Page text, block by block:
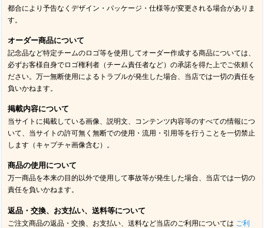
都合により予告なくデザイン・パッケージ・仕様等が変更される場合がありま
す。
オーダー商品について
記念品など特定チームのロゴ等を使用してオーダー作成する商品については、
必ずお客様自身でロゴ権利者（チーム責任者など）の承諾を得た上でご依頼く
ださい。万一無断使用によるトラブルが発生した場合、当店では一切の責任を
負いかねます。
掲載内容について
当サイトに掲載している画像、説明文、コンテンツ内容等のすべての情報につ
いて、当サイトの許可無く無断での使用・流用・引用等を行うことを一切禁止
します（キャプチャ画像含む）。
商品の使用について
万一商品を本来の目的以外で使用して事故等が発生した場合、当店では一切の
責任を負いかねます。
返品・交換、お支払い、送料等について
ご注文商品の返品・交換、お支払い、送料など当店のご利用については ご利